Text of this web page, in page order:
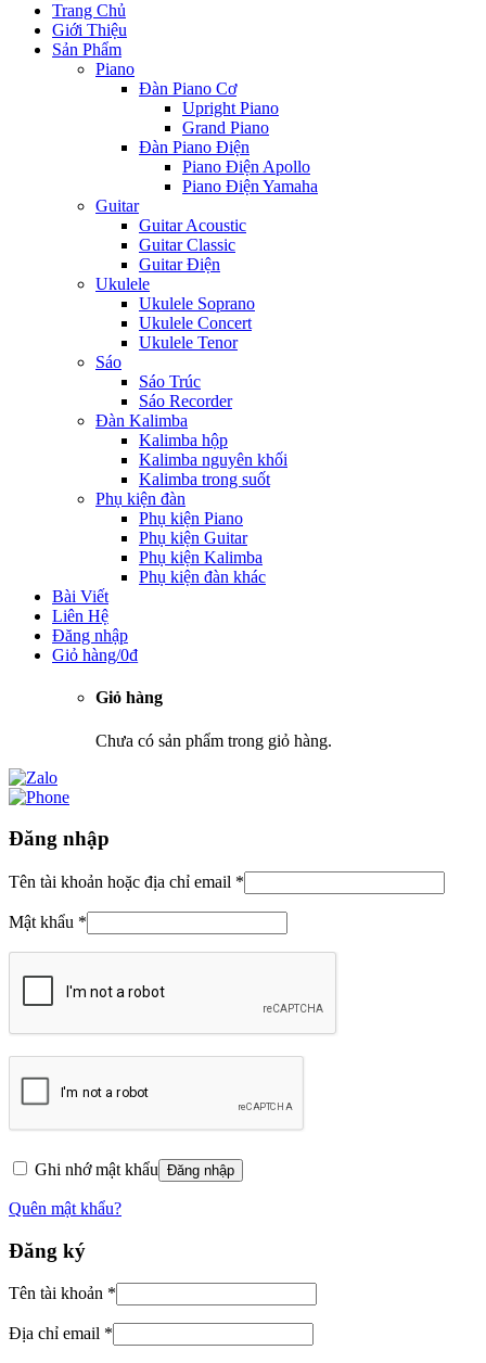
Trang Chủ
Giới Thiệu
Sản Phẩm
Piano
Đàn Piano Cơ
Upright Piano
Grand Piano
Đàn Piano Điện
Piano Điện Apollo
Piano Điện Yamaha
Guitar
Guitar Acoustic
Guitar Classic
Guitar Điện
Ukulele
Ukulele Soprano
Ukulele Concert
Ukulele Tenor
Sáo
Sáo Trúc
Sáo Recorder
Đàn Kalimba
Kalimba hộp
Kalimba nguyên khối
Kalimba trong suốt
Phụ kiện đàn
Phụ kiện Piano
Phụ kiện Guitar
Phụ kiện Kalimba
Phụ kiện đàn khác
Bài Viết
Liên Hệ
Đăng nhập
Giỏ hàng/0₫
Giỏ hàng
Chưa có sản phẩm trong giỏ hàng.
Đăng nhập
Tên tài khoản hoặc địa chỉ email *
Mật khẩu *
Ghi nhớ mật khẩu Đăng nhập
Quên mật khẩu?
Đăng ký
Tên tài khoản *
Địa chỉ email *